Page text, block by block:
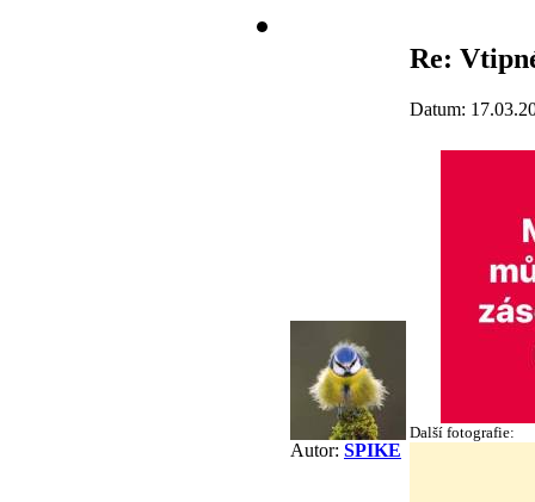
Autor: SPIKE
Re:
Datum:
Další fotografie: